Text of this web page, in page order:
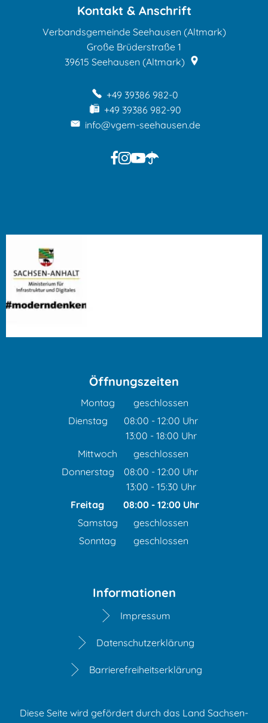
Kontakt & Anschrift
Verbandsgemeinde Seehausen (Altmark)
Große Brüderstraße 1
39615 Seehausen (Altmark)
+49 39386 982-0
+49 39386 982-90
info@vgem-seehausen.de
Öffnungszeiten
Montag
geschlossen
Dienstag
08:00 - 12:00 Uhr
Von 08:00 bis 12:00 Uhr
13:00 - 18:00 Uhr
Von 13:00 bis 18:00 Uhr
Mittwoch
geschlossen
Donnerstag
08:00 - 12:00 Uhr
Von 08:00 bis 12:00 Uhr
13:00 - 15:30 Uhr
Von 13:00 bis 15:30 Uhr
Freitag 08:00- 12:00Uhr
Von 08:00 bis 12:00 Uhr
Samstag
geschlossen
Sonntag
geschlossen
Informationen
Impressum
Datenschutzerklärung
Barrierefreiheitserklärung
Diese Seite wird gefördert durch das Land Sachsen-